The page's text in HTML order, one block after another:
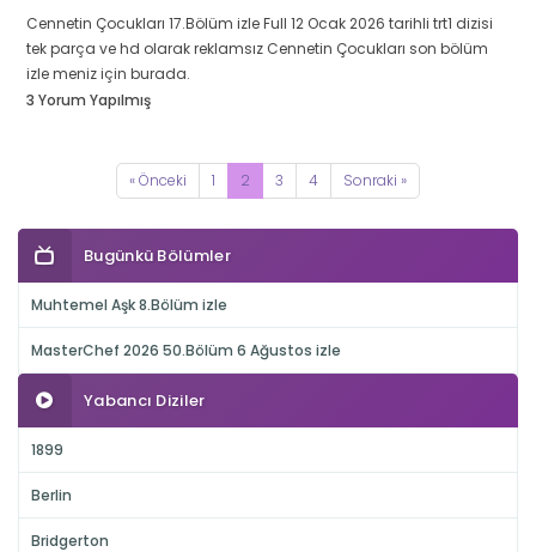
Cennetin Çocukları 17.Bölüm izle Full 12 Ocak 2026 tarihli trt1 dizisi
tek parça ve hd olarak reklamsız Cennetin Çocukları son bölüm
izle meniz için burada.
3 Yorum Yapılmış
« Önceki 1 2 3 4 Sonraki »
Bugünkü Bölümler
Muhtemel Aşk 8.Bölüm izle
MasterChef 2026 50.Bölüm 6 Ağustos izle
Yabancı Diziler
1899
Berlin
Bridgerton